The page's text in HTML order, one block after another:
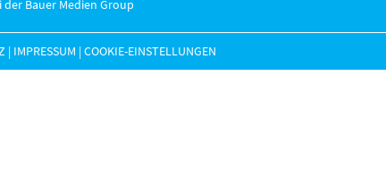
der Bauer Medien Group
| IMPRESSUM |COOKIE-EINSTELLUNGEN